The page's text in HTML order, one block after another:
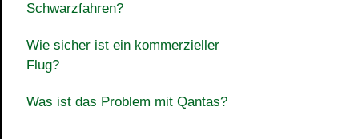
Schwarzfahren?
Wie sicher ist ein kommerzieller
Flug?
Was ist das Problem mit Qantas?